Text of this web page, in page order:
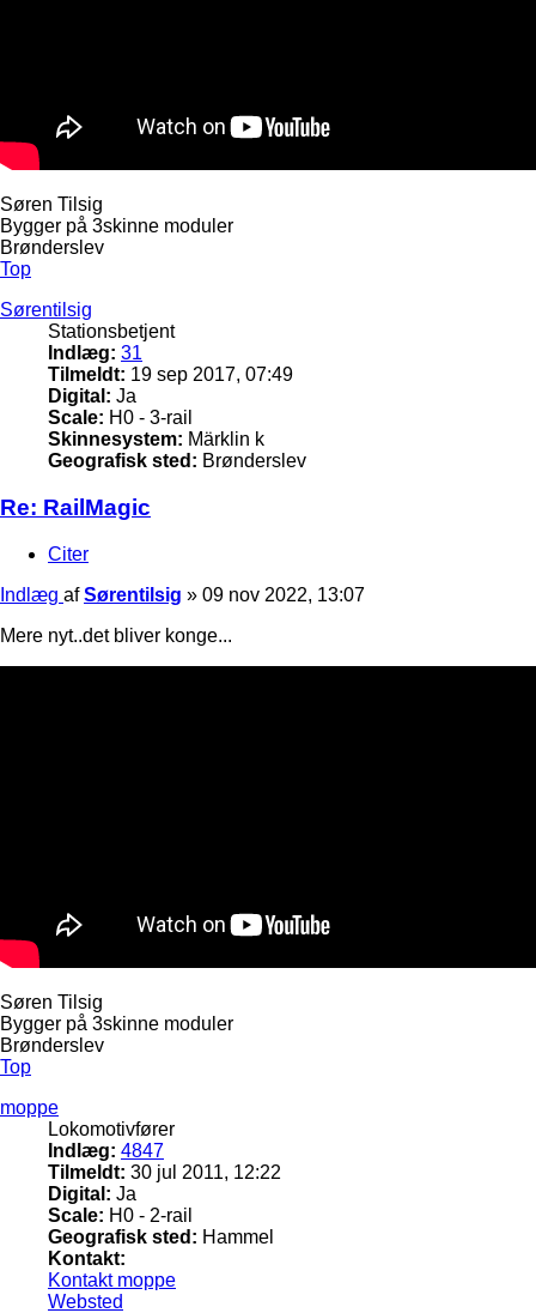
Søren Tilsig
Bygger på 3skinne moduler
Brønderslev
Top
Sørentilsig
Stationsbetjent
Indlæg: 31
Tilmeldt: 19 sep 2017, 07:49
Digital: Ja
Scale: H0 - 3-rail
Skinnesystem: Märklin k
Geografisk sted: Brønderslev
Re: RailMagic
Citer
Indlæg afSørentilsig » 09 nov 2022, 13:07
Mere nyt..det bliver konge...
Søren Tilsig
Bygger på 3skinne moduler
Brønderslev
Top
moppe
Lokomotivfører
Indlæg: 4847
Tilmeldt: 30 jul 2011, 12:22
Digital: Ja
Scale: H0 - 2-rail
Geografisk sted: Hammel
Kontakt:
Kontakt moppe
Websted